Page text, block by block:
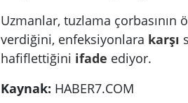
Uzmanlar, tuzlama çorbasının
verdiğini, enfeksiyonlara karşı
hafiflettiğini ifade ediyor.
Kaynak: HABER7.COM